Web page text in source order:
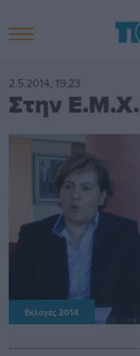
2.5.2014, 19:23
Στην
Εκλογές 2014